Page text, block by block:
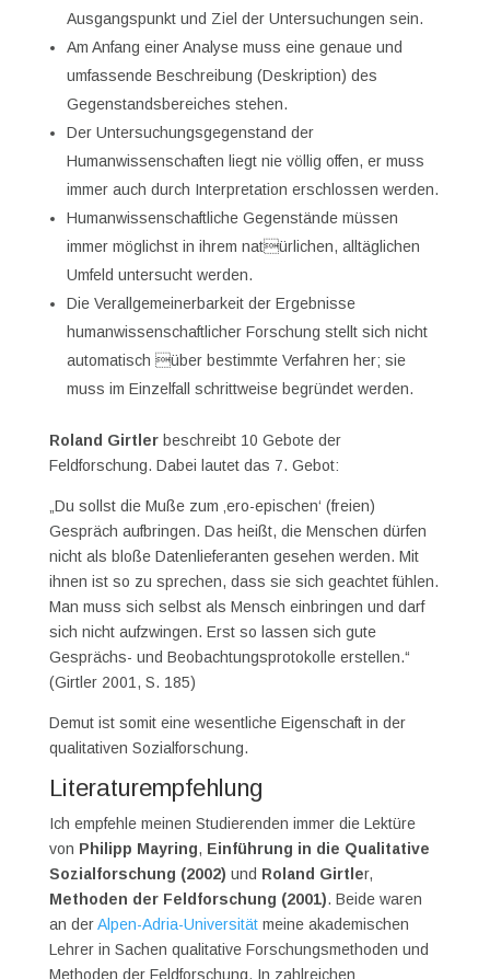
Ausgangspunkt und Ziel der Untersuchungen sein.
Am Anfang einer Analyse muss eine genaue und
umfassende Beschreibung (Deskription) des
Gegenstandsbereiches stehen.
Der Untersuchungsgegenstand der
Humanwissenschaften liegt nie völlig offen, er muss
immer auch durch Interpretation erschlossen werden.
Humanwissenschaftliche Gegenstände müssen
immer möglichst in ihrem natürlichen, alltäglichen
Umfeld untersucht werden.
Die Verallgemeinerbarkeit der Ergebnisse
humanwissenschaftlicher Forschung stellt sich nicht
automatisch über bestimmte Verfahren her; sie
muss im Einzelfall schrittweise begründet werden.
Roland Girtlerbeschreibt 10 Gebote der
Feldforschung. Dabei lautet das 7. Gebot:
„Du sollst die Muße zum ‚ero-epischen‘ (freien)
Gespräch aufbringen. Das heißt, die Menschen dürfen
nicht als bloße Datenlieferanten gesehen werden. Mit
ihnen ist so zu sprechen, dass sie sich geachtet fühlen.
Man muss sich selbst als Mensch einbringen und darf
sich nicht aufzwingen. Erst so lassen sich gute
Gesprächs- und Beobachtungsprotokolle erstellen.“
(Girtler 2001, S. 185)
Demut ist somit eine wesentliche Eigenschaft in der
qualitativen Sozialforschung.
Literaturempfehlung
Ich empfehle meinen Studierenden immer die Lektüre
von Philipp Mayring, Einführung in die Qualitative
Sozialforschung (2002) und Roland Girtler,
Methoden der Feldforschung (2001). Beide waren
an derAlpen-Adria-Universitätmeine akademischen
Lehrer in Sachen qualitative Forschungsmethoden und
Methoden der Feldforschung. In zahlreichen